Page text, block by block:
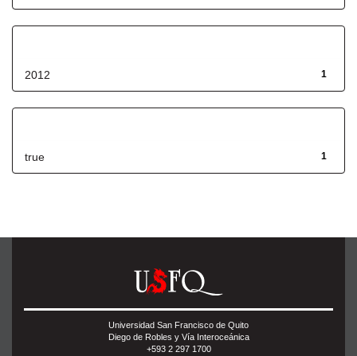
1
2012
1
true
Universidad San Francisco de Quito
Diego de Robles y Vía Interoceánica
+593 2 297 1700